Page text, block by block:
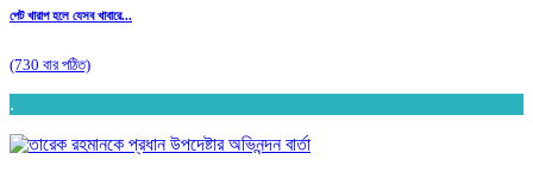
পেট খারাপ হলে যেসব খাবারে...
(730 বার পঠিত)
.